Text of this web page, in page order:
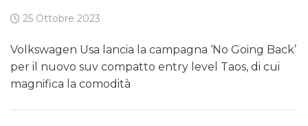
25 Ottobre 2023
Volkswagen Usa lancia la campagna ‘No Going Back’
per il nuovo suv compatto entry level Taos, di cui
magnifica la comodità